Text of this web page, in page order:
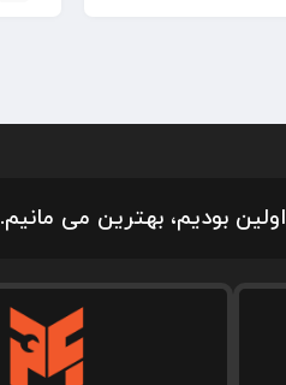
اولین بودیم، بهترین می مانیم.